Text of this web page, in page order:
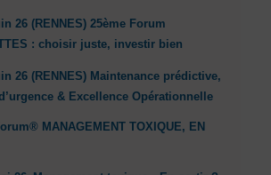
26 (RENNES) 25ème Forum
: choisir juste, investir bien
26 (RENNES) Maintenance prédictive,
& Excellence Opérationnelle
MANAGEMENT TOXIQUE, EN